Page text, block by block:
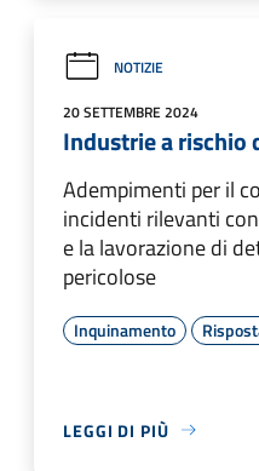
NOTIZIE
20 SETTEMBRE 2024
Industrie a rischio
Adempimenti per il
incidenti rilevanti
e la lavorazione di
pericolose
Inquinamento
LEGGI DI PIÙ